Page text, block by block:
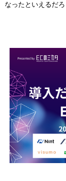
なったといえるだ